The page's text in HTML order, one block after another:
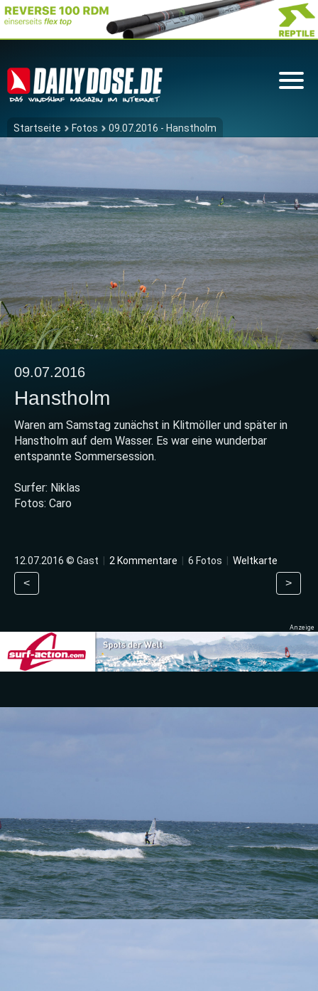
Startseite Fotos 09.07.2016 - Hanstholm
09.07.2016
Hanstholm
Waren am Samstag zunächst in Klitmöller und später in
Hanstholm auf dem Wasser. Es war eine wunderbar
entspannte Sommersession.
Surfer: Niklas
Fotos: Caro
12.07.2016 © Gast 2 Kommentare 6 Fotos Weltkarte
< >